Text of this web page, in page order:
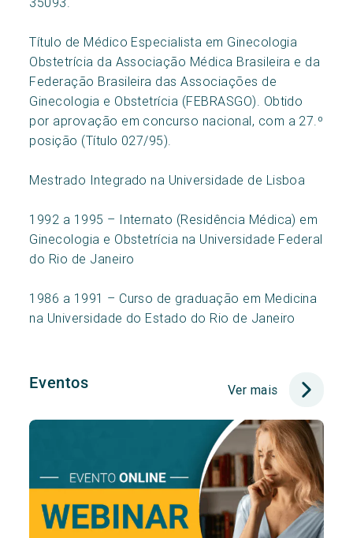
Título de Médico Especialista em Ginecologia
Obstetrícia da Associação Médica Brasileira e da
Federação Brasileira das Associações de
Ginecologia e Obstetrícia (FEBRASGO). Obtido
por aprovação em concurso nacional, com a 27.º
posição (Título 027/95).
Mestrado Integrado na Universidade de Lisboa
1992 a 1995 – Internato (Residência Médica) em
Ginecologia e Obstetrícia na Universidade Federal
do Rio de Janeiro
1986 a 1991 – Curso de graduação em Medicina
na Universidade do Estado do Rio de Janeiro
Eventos Ver mais